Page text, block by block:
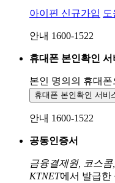
아이핀 신규가입 도
안내 1600-1522
휴대폰 본인확인 서
본인 명의의 휴대폰
휴대폰 본인확인 서비
안내 1600-1522
공동인증서
금융결제원, 코스
KTNET에서 발급한